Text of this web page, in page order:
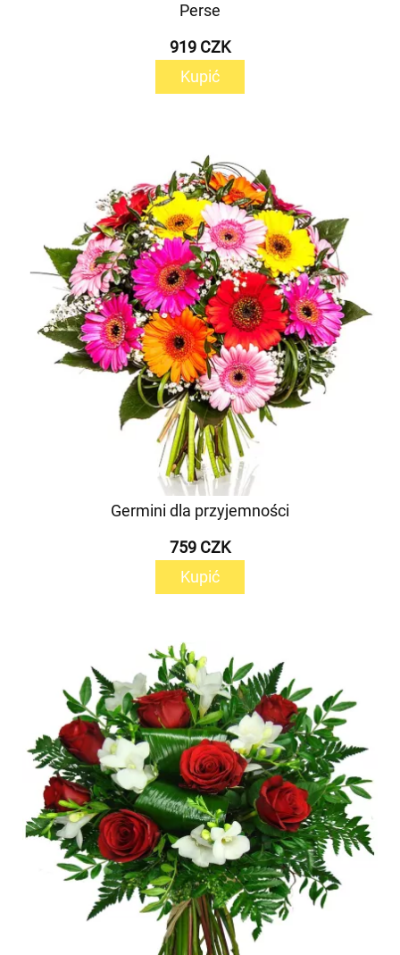
Perse
919 CZK
Kupić
Germini dla przyjemności
759 CZK
Kupić